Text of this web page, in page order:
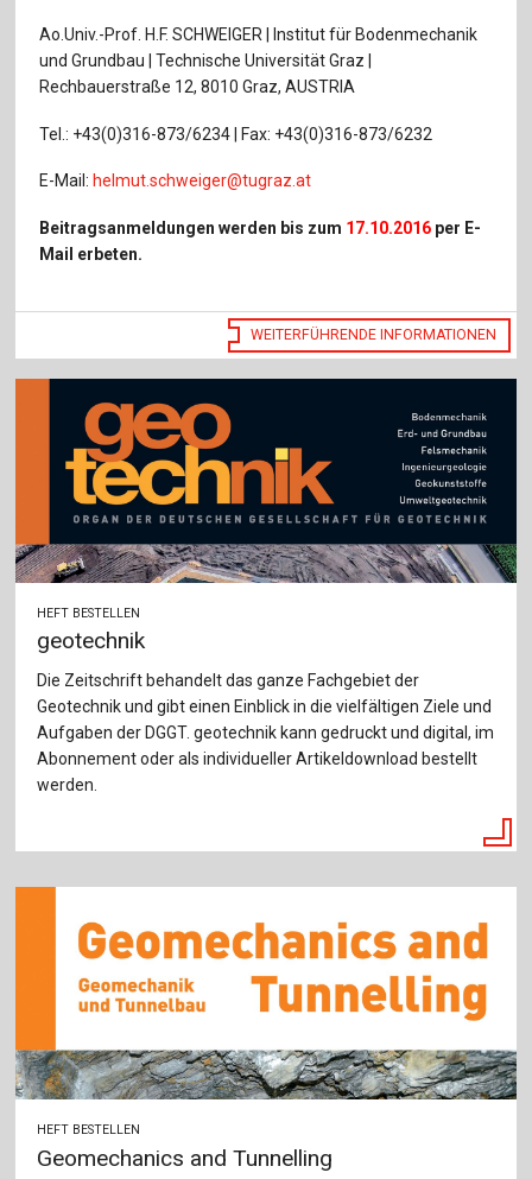
Ao.Univ.-Prof. H.F. SCHWEIGER | Institut für Bodenmechanik
und Grundbau | Technische Universität Graz |
Rechbauerstraße 12, 8010 Graz, AUSTRIA
Tel.: +43(0)316-873/6234 | Fax: +43(0)316-873/6232
E-Mail: helmut.schweiger@tugraz.at
Beitragsanmeldungen werden bis zum 17.10.2016 per E-
Mail erbeten.
WEITERFÜHRENDE INFORMATIONEN
HEFT BESTELLEN
geotechnik
Die Zeitschrift behandelt das ganze Fachgebiet der
Geotechnik und gibt einen Einblick in die vielfältigen Ziele und
Aufgaben der DGGT. geotechnik kann gedruckt und digital, im
Abonnement oder als individueller Artikeldownload bestellt
werden.
HEFT BESTELLEN
Geomechanics and Tunnelling